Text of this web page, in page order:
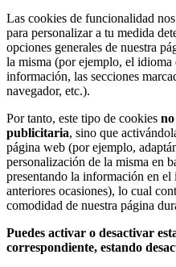
Las cookies de funcionalidad
para personalizar a tu medida
opciones generales de nuestra
la misma (por ejemplo, el idioma
información, las secciones
navegador, etc.).
Por tanto, este tipo de cookies
publicitaria, sino que
página web (por ejemplo,
personalización de la misma en
presentando la información en el
anteriores ocasiones), lo cual
comodidad de nuestra página
Puedes activar o desactivar
correspondiente, estando